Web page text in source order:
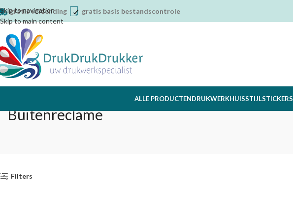
Skip to navigation
Skip to main content
gratis verzending gratis basis bestandscontrole
ALLE PRODUCTENDRUKWERKHUISSTIJLSTICKERS
Buitenreclame
Filters